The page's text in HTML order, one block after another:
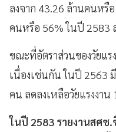
ลงจาก 43.26 ล้านคนหรื
คนหรือ 56% ในปี 2583
ขณะที่อัตราส่วนของวัยแร
เนื่องเช่นกัน ในปี 2563
คน ลดลงเหลือวัยแรงงา
ในปี 2583 รายงานสศช